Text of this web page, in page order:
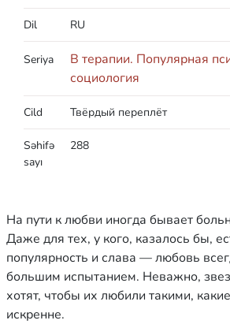
Dil RU
Seriya
В терапии. Популярная
социология
Cild Твёрдый переплёт
Səhifə
sayı
288
На пути к любви иногда бывает
Даже для тех, у кого, казалось бы,
популярность и слава — любовь
большим испытанием. Неважно,
хотят, чтобы их любили такими,
искренне.